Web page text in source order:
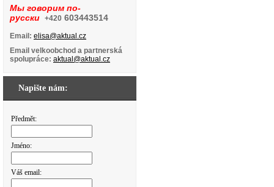
Мы говорим по-
русски +420 603443514
Email: elisa@aktual.cz
Email velkoobchod a partnerská
spolupráce: aktual@aktual.cz
Napište nám:
Předmět:
Jméno:
Váš email: